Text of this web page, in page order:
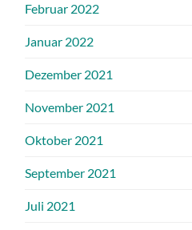
Februar 2022
Januar 2022
Dezember 2021
November 2021
Oktober 2021
September 2021
Juli 2021